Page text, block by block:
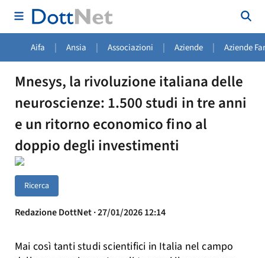
Aifa | Ansia | Associazioni | Aziende | Aziende
Mnesys, la rivoluzione italiana delle
neuroscienze: 1.500 studi in tre anni
e un ritorno economico fino al
doppio degli investimenti
Ricerca
Redazione DottNet · 27/01/2026 12:14
Mai così tanti studi scientifici in Italia nel campo